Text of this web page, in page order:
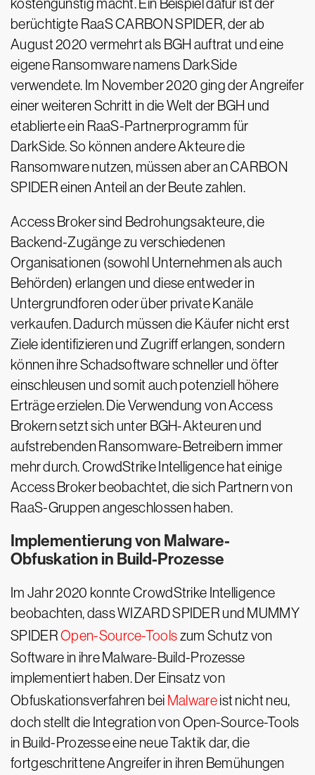
kostengünstig macht. Ein Beispiel dafür ist der
berüchtigte RaaS CARBON SPIDER, der ab
August 2020 vermehrt als BGH auftrat und eine
eigene Ransomware namens DarkSide
verwendete. Im November 2020 ging der Angreifer
einer weiteren Schritt in die Welt der BGH und
etablierte ein RaaS-Partnerprogramm für
DarkSide. So können andere Akteure die
Ransomware nutzen, müssen aber an CARBON
SPIDER einen Anteil an der Beute zahlen.
Access Broker sind Bedrohungsakteure, die
Backend-Zugänge zu verschiedenen
Organisationen (sowohl Unternehmen als auch
Behörden) erlangen und diese entweder in
Untergrundforen oder über private Kanäle
verkaufen. Dadurch müssen die Käufer nicht erst
Ziele identifizieren und Zugriff erlangen, sondern
können ihre Schadsoftware schneller und öfter
einschleusen und somit auch potenziell höhere
Erträge erzielen. Die Verwendung von Access
Brokern setzt sich unter BGH-Akteuren und
aufstrebenden Ransomware-Betreibern immer
mehr durch. CrowdStrike Intelligence hat einige
Access Broker beobachtet, die sich Partnern von
RaaS-Gruppen angeschlossen haben.
Implementierung von Malware-
Obfuskation in Build-Prozesse
Im Jahr 2020 konnte CrowdStrike Intelligence
beobachten, dass WIZARD SPIDER und MUMMY
SPIDEROpen-Source-Toolszum Schutz von
Software in ihre Malware-Build-Prozesse
implementiert haben. Der Einsatz von
Obfuskationsverfahren bei Malwareist nicht neu,
doch stellt die Integration von Open-Source-Tools
in Build-Prozesse eine neue Taktik dar, die
fortgeschrittene Angreifer in ihren Bemühungen